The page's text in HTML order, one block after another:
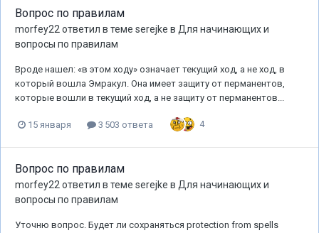
Вопрос по правилам
morfey22 ответил в теме serejke в Для начинающих и
вопросы по правилам
Вроде нашел: «в этом ходу» означает текущий ход, а не ход, в
который вошла Эмракул. Она имеет защиту от перманентов,
которые вошли в текущий ход, а не защиту от перманентов...
15 января 3 503 ответа 4
Вопрос по правилам
morfey22 ответил в теме serejke в Для начинающих и
вопросы по правилам
Уточню вопрос. Будет ли сохраняться protection from spells